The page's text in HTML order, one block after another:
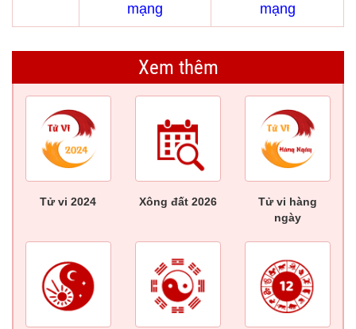
mạng
mạng
Xem thêm
Tử vi 2024 Xông đất 2026
Tử vi hàng
ngày